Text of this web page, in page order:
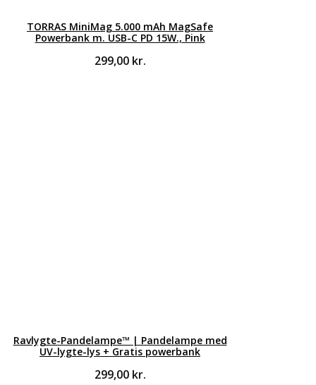
TORRAS MiniMag 5.000 mAh MagSafe
Powerbank m. USB-C PD 15W., Pink
299,00 kr.
Ravlygte-Pandelampe™ | Pandelampe med
UV-lygte-lys + Gratis powerbank
299,00 kr.